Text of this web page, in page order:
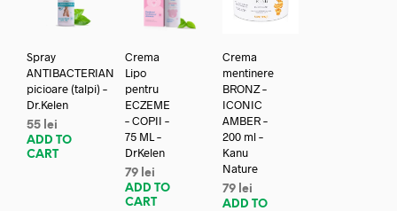
Spray
ANTIBACTERIAN
picioare (talpi) –
Dr.Kelen
55 lei
ADD TO
CART
Crema
Lipo
pentru
ECZEME
– COPII –
75 ML –
DrKelen
79 lei
ADD TO
CART
Crema
mentinere
BRONZ –
ICONIC
AMBER –
200 ml –
Kanu
Nature
79 lei
ADD TO